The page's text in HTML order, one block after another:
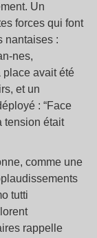
Un
forces qui font
nantaises :
nes,
avait été
et un
: “Face
tension était
comme une
tutti
rappelle